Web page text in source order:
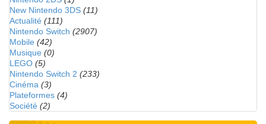
New Nintendo 3DS (11)
Actualité (111)
Nintendo Switch (2907)
Mobile (42)
Musique (0)
LEGO (5)
Nintendo Switch 2 (233)
Cinéma (3)
Plateformes (4)
Société (2)